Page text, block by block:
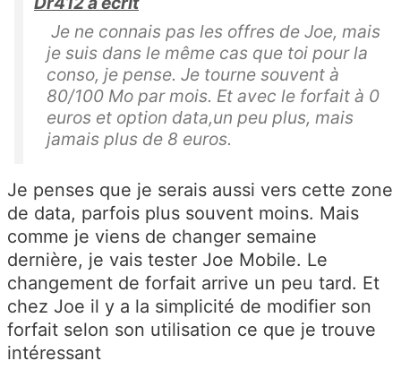
Je ne connais pas les offres de Joe, mais
je suis dans le même cas que toi pour la
conso, je pense. Je tourne souvent à
80/100 Mo par mois. Et avec le forfait à 0
euros et option data,un peu plus, mais
jamais plus de 8 euros.
Je penses que je serais aussi vers cette zone
de data, parfois plus souvent moins. Mais
comme je viens de changer semaine
dernière, je vais tester Joe Mobile. Le
changement de forfait arrive un peu tard. Et
chez Joe il y a la simplicité de modifier son
forfait selon son utilisation ce que je trouve
intéressant